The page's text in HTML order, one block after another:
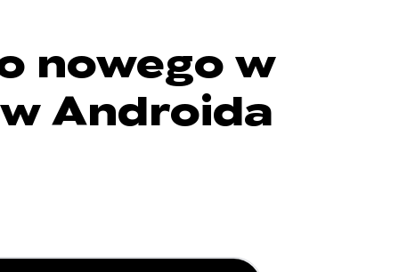
nowego w
Androida